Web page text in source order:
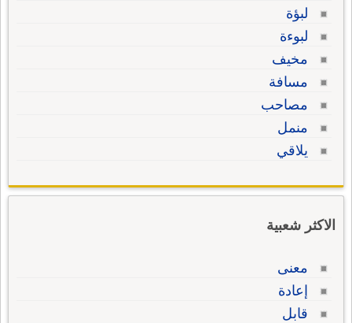
لبؤة
لبوءة
مخيف
مسافة
مصاحب
منمل
يلاقي
الاكثر شعبية
معنى
إعادة
قابل